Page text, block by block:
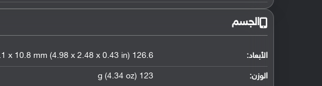
الجسم
الأبعاد: 126.6 x 63.1 x 10.8 mm (4.98 x 2.48 x 0.43 in)
الوزن: 123 g (4.34 oz)